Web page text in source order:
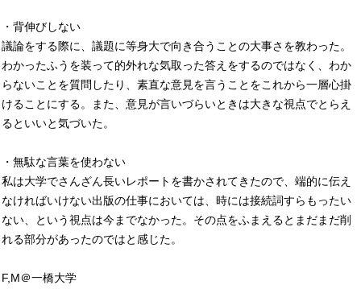
・背伸びしない
議論をする際に、議題に等身大で向き合うことの大事さを教わった。
わかったふうを装って的外れな気取った答えをするのではなく、わか
らないことを質問したり、素直な意見を言うことをこれから一層心掛
けることにする。また、意見が言いづらいときは大きな視点でとらえ
るといいと気づいた。
・無駄な言葉を使わない
私は大学でさんざん長いレポートを書かされてきたので、端的に伝え
なければいけない出版の仕事においては、時には接続詞すらもったい
ない、という視点は今までなかった。その点をふまえるとまだまだ削
れる部分があったのではと感じた。
F,M＠一橋大学